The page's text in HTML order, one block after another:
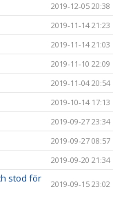
2019-12-05 20:38
2019-11-14 21:23
2019-11-14 21:03
2019-11-10 22:09
2019-11-04 20:54
2019-10-14 17:13
2019-09-27 23:34
2019-09-27 08:57
2019-09-20 21:34
stod för
2019-09-15 23:02